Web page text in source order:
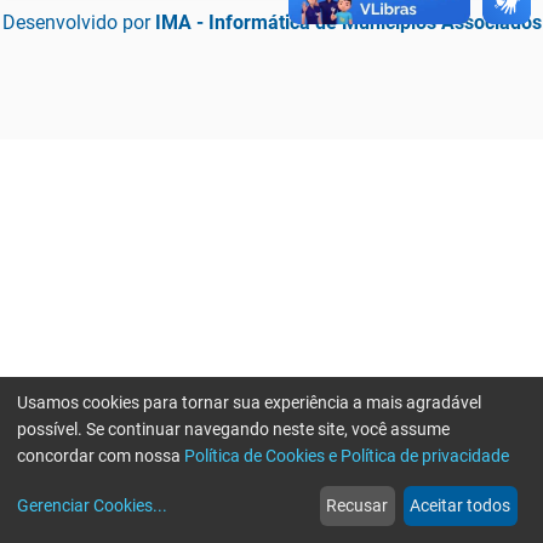
Desenvolvido por IMA - Informática de Municípios Associados
web
Notícias
more_horiz
Mais
Usamos cookies para tornar sua experiência a mais agradável
possível. Se continuar navegando neste site, você assume
concordar com nossa Política de Cookies e Política de privacidade
Gerenciar Cookies... Recusar Aceitar todos
Erro ao enviar informações, por favor tente novamente